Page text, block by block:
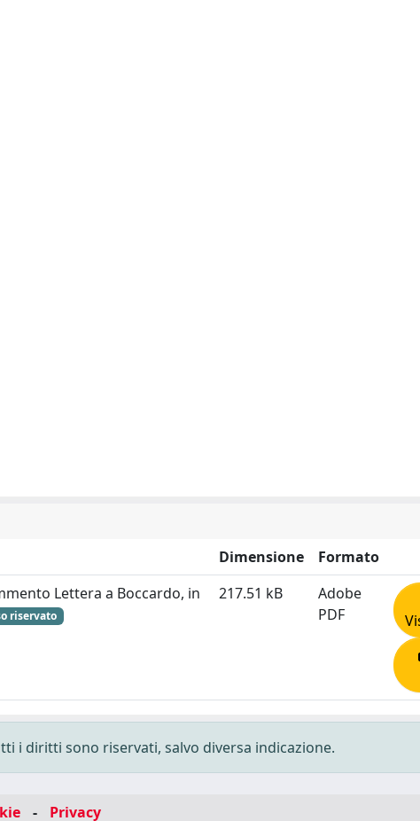
Dimensione
Formato
Lettera a Boccardo, in
riservato
217.51 kB
Adobe
PDF
i diritti sono riservati, salvo diversa indicazione.
- Privacy